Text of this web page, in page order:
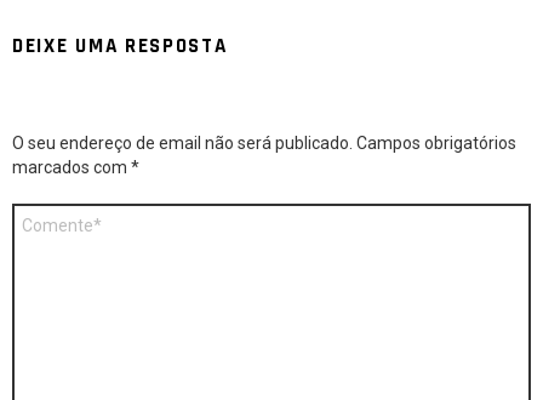
DEIXE UMA RESPOSTA
O seu endereço de email não será publicado. Campos obrigatórios
marcados com *
Comentário